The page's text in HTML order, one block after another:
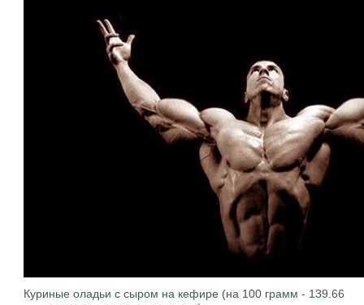
Куриные оладьи с сыром на кефире (на 100 грамм - 139.66